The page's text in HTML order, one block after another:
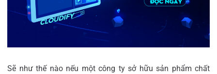
Sẽ như thế nào nếu một công ty sở hữu sản phẩm chất